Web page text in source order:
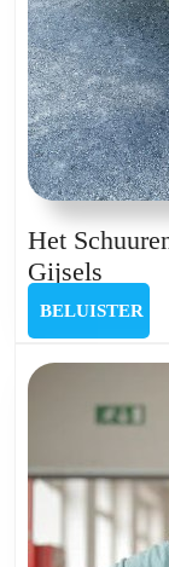
Het
Gijsels
met
Gijsels
BELUISTER